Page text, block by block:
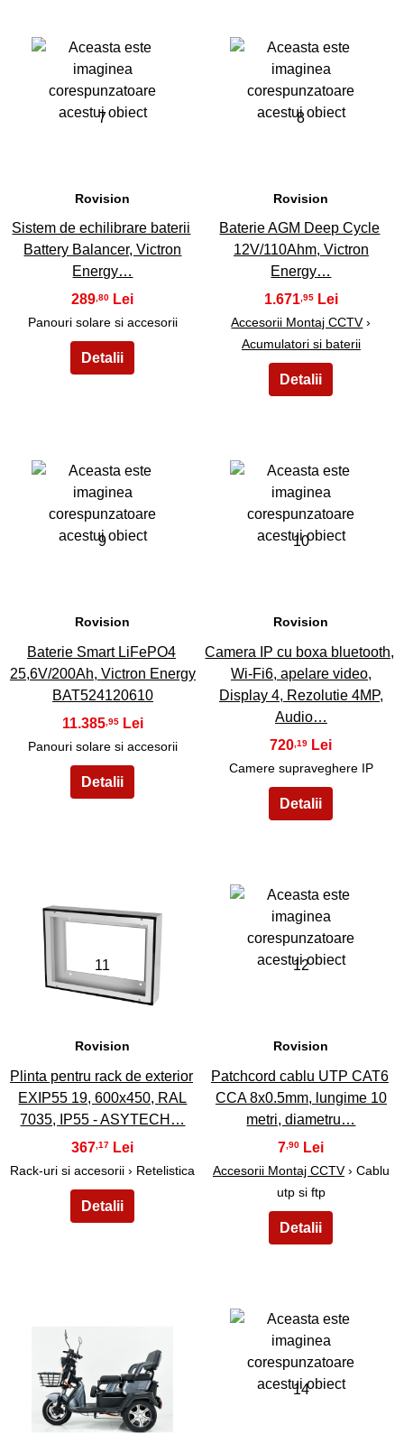
7
Rovision
Sistem de echilibrare baterii
Battery Balancer, Victron
Energy…
289,80
Panouri solare si accesorii
8
Rovision
Baterie AGM Deep Cycle
12V/110Ahm, Victron
Energy…
1.671,95
Accesorii Montaj CCTV›
Acumulatori si baterii
9
Rovision
Baterie Smart LiFePO4
25,6V/200Ah, Victron Energy
BAT524120610
11.385,95
Panouri solare si accesorii
10
Rovision
Camera IP cu boxa bluetooth,
Wi-Fi6, apelare video,
Display 4, Rezolutie 4MP,
Audio…
720 ,19
Camere supraveghere IP
11
Rovision
Plinta pentru rack de exterior
EXIP55 19, 600x450, RAL
7035, IP55 - ASYTECH…
367,17
Rack-uri si accesorii › Retelistica
12
Rovision
Patchcord cablu UTP CAT6
CCA 8x0.5mm, lungime 10
metri, diametru…
7,90
Accesorii Montaj CCTV› Cablu
utp si ftp
13 14